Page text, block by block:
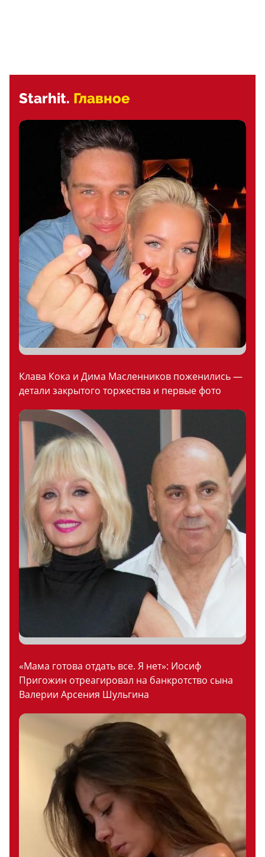
Starhit. Главное
Клава Кока и Дима Масленников поженились —
детали закрытого торжества и первые фото
«Мама готова отдать все. Я нет»: Иосиф
Пригожин отреагировал на банкротство сына
Валерии Арсения Шульгина